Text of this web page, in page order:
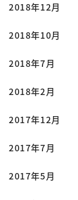
2018年12月
2018年10月
2018年7月
2018年2月
2017年12月
2017年7月
2017年5月